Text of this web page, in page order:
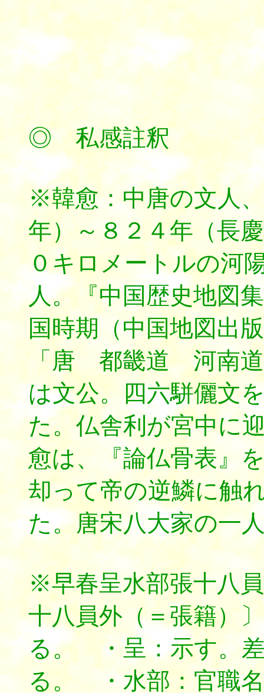
◎ 私感註釈
※韓愈：中唐の文人
年）～８２４年（長
０キロメートルの河
人。『中国歴史地図
国時期（中国地図出
「唐 都畿道 河南道
は文公。四六駢儷文
た。仏舎利が宮中に
愈は、『論仏骨表』
却って帝の逆鱗に触
た。唐宋八大家の一
※早春呈水部張十八
十八員外（＝張籍）
る。 ・呈：示す。
る。 ・水部：官職